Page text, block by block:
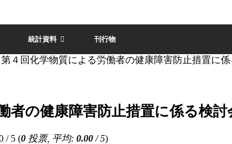
統計資料 刊行物
４回化学物質による労働者の健康障害防止措置に係
の健康障害防止措置に係る検討
(0 投票, 平均: 0.00 / 5)